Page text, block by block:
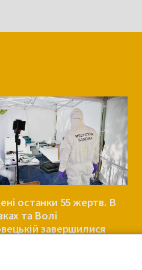
останки 55 жертв. В
та Волі
завершилися